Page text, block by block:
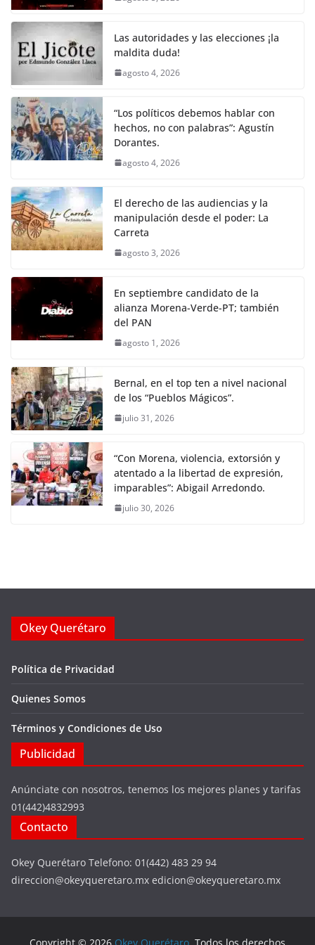
o
o
k
p k
Las autoridades y las elecciones ¡la
maldita duda!
agosto 4, 2026
“Los políticos debemos hablar con
hechos, no con palabras”: Agustín
Dorantes.
agosto 4, 2026
El derecho de las audiencias y la
manipulación desde el poder: La
Carreta
agosto 3, 2026
En septiembre candidato de la
alianza Morena-Verde-PT; también
del PAN
agosto 1, 2026
Bernal, en el top ten a nivel nacional
de los “Pueblos Mágicos”.
julio 31, 2026
“Con Morena, violencia, extorsión y
atentado a la libertad de expresión,
imparables”: Abigail Arredondo.
julio 30, 2026
Okey Querétaro
Política de Privacidad
Quienes Somos
Términos y Condiciones de Uso
Publicidad
Anúnciate con nosotros, tenemos los mejores planes y tarifas
01(442)4832993
Contacto
Okey Querétaro Telefono: 01(442) 483 29 94
direccion@okeyqueretaro.mx edicion@okeyqueretaro.mx